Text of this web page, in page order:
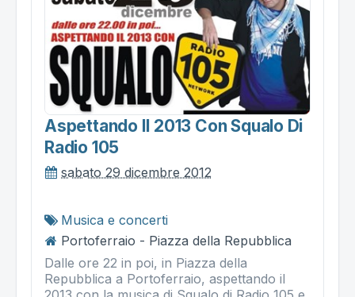
Aspettando Il 2013 Con Squalo Di
Radio 105
sabato 29 dicembre 2012
Musica e concerti
Portoferraio - Piazza della Repubblica
Dalle ore 22 in poi, in Piazza della
Repubblica a Portoferraio, aspettando il